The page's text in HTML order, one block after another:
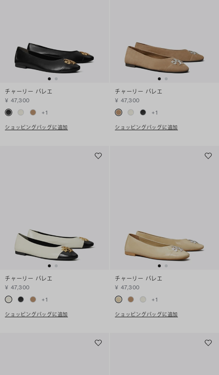
チャーリー バレエ
¥ 47,300
+1
ショッピングバッグに追加
チャーリー バレエ
¥ 47,300
+1
ショッピングバッグに追加
チャーリー バレエ
¥ 47,300
+1
ショッピングバッグに追加
チャーリー バレエ
¥ 47,300
+1
ショッピングバッグに追加